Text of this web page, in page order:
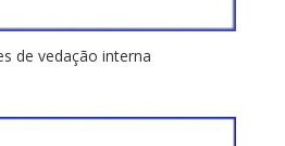
de vedação interna